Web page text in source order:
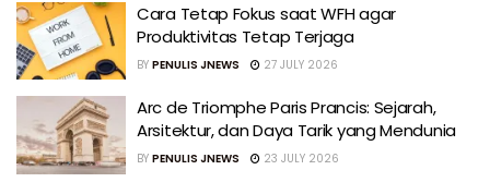
Cara Tetap Fokus saat WFH agar
Produktivitas Tetap Terjaga
BY PENULIS JNEWS 27 JULY 2026
Arc de Triomphe Paris Prancis: Sejarah,
Arsitektur, dan Daya Tarik yang Mendunia
BY PENULIS JNEWS 23 JULY 2026